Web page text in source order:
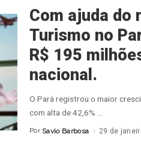
Com ajuda do
Turismo no
R$ 195
nacional.
O Pará registrou o maior
com alta de 42,6%
Posted
Por Savio Barbosa 29 de